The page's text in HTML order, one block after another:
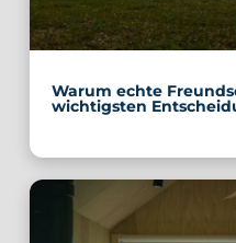
Warum echte
wichtigsten